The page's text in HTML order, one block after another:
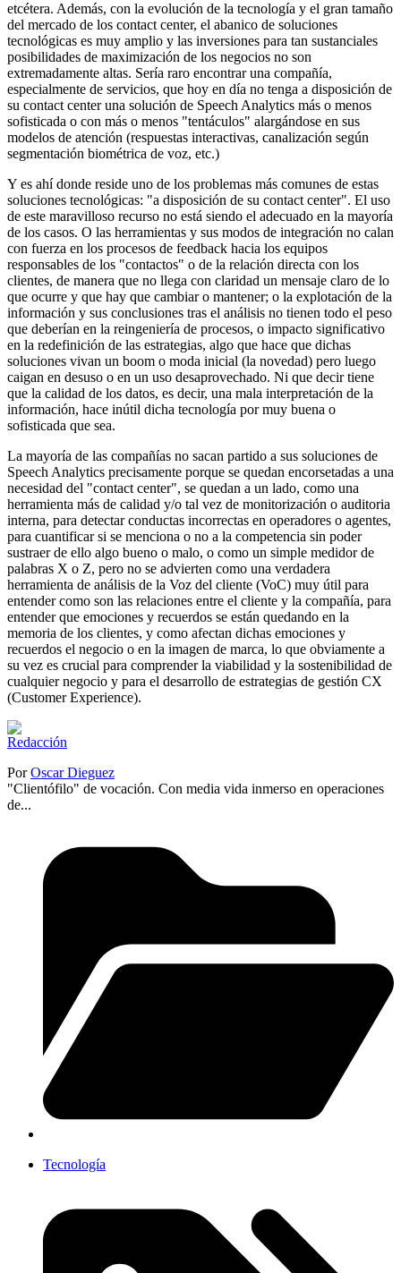
etcétera. Además, con la evolución de la tecnología y el gran tamaño
del mercado de los contact center, el abanico de soluciones
tecnológicas es muy amplio y las inversiones para tan sustanciales
posibilidades de maximización de los negocios no son
extremadamente altas. Sería raro encontrar una compañía,
especialmente de servicios, que hoy en día no tenga a disposición de
su contact center una solución de Speech Analytics más o menos
sofisticada o con más o menos "tentáculos" alargándose en sus
modelos de atención (respuestas interactivas, canalización según
segmentación biométrica de voz, etc.)
Y es ahí donde reside uno de los problemas más comunes de estas
soluciones tecnológicas: "a disposición de su contact center". El uso
de este maravilloso recurso no está siendo el adecuado en la mayoría
de los casos. O las herramientas y sus modos de integración no calan
con fuerza en los procesos de feedback hacia los equipos
responsables de los "contactos" o de la relación directa con los
clientes, de manera que no llega con claridad un mensaje claro de lo
que ocurre y que hay que cambiar o mantener; o la explotación de la
información y sus conclusiones tras el análisis no tienen todo el peso
que deberían en la reingeniería de procesos, o impacto significativo
en la redefinición de las estrategias, algo que hace que dichas
soluciones vivan un boom o moda inicial (la novedad) pero luego
caigan en desuso o en un uso desaprovechado. Ni que decir tiene
que la calidad de los datos, es decir, una mala interpretación de la
información, hace inútil dicha tecnología por muy buena o
sofisticada que sea.
La mayoría de las compañías no sacan partido a sus soluciones de
Speech Analytics precisamente porque se quedan encorsetadas a una
necesidad del "contact center", se quedan a un lado, como una
herramienta más de calidad y/o tal vez de monitorización o auditoria
interna, para detectar conductas incorrectas en operadores o agentes,
para cuantificar si se menciona o no a la competencia sin poder
sustraer de ello algo bueno o malo, o como un simple medidor de
palabras X o Z, pero no se advierten como una verdadera
herramienta de análisis de la Voz del cliente (VoC) muy útil para
entender como son las relaciones entre el cliente y la compañía, para
entender que emociones y recuerdos se están quedando en la
memoria de los clientes, y como afectan dichas emociones y
recuerdos el negocio o en la imagen de marca, lo que obviamente a
su vez es crucial para comprender la viabilidad y la sostenibilidad de
cualquier negocio y para el desarrollo de estrategias de gestión CX
(Customer Experience).
PorOscar Dieguez
"Clientófilo" de vocación. Con media vida inmerso en operaciones
de...
Tecnología